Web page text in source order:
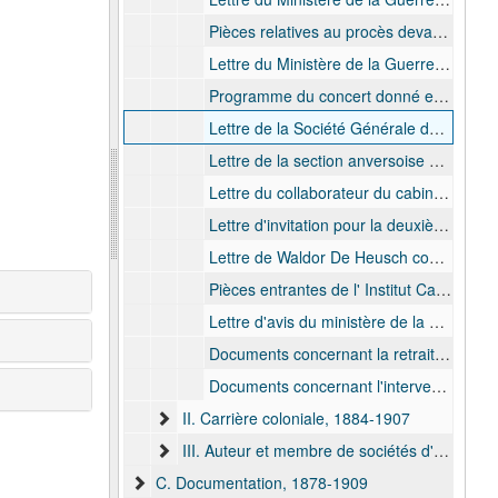
Pièces relatives au procès devant le tribunal de première instance de Bruxelles concernant un duel illégal entre Alphonse Wauters et Camille Coquilhat le 6 mars 1886, 1886 mrs.
Lettre du Ministère de la Guerre concernant l'accord pour l'incorporation au sein du régiment des grenadiers, 1894 mrs.
Programme du concert donné en l'honneur du baron Francis Dhanis, le 10 octobre 1894, par le 8e régiment de ligne à bord du steamer L'Emeraude, 1894 oct.
Lettre de la Société Générale des Officiers Retraités concernant la requête d'adhérer à la société, 1894 oct.
Lettre de la section anversoise de la Fédération Royale des Sociétés d'ex-sous-officiers de l'Armée Belge concernant sa gratitude pour son action comme mécéne de la Fédération, 1894 nov.
Lettre du collaborateur du cabinet du Ministère de la Guerre, Adolphe Durutte, concernant l'éclairissement des quelques affaires administratives, 1895 janv.
Lettre d'invitation pour la deuxième partie de la Fête Militaire de Bienfaisance à Anvers le 19 mai 1898. Conservé en 3 exemplaires. Imprimé au tissu, 1898 mai.
Lettre de Waldor De Heusch concernant les félicitations pour son retour et une invitation pour le banquet du régiment des grenadiers, 1900 oct.
Pièces entrantes de l' Institut Cartographique militaire concernant l'autorisation du congé à l'étranger, 1901 juin. - 1901 sept.
Lettre d'avis du ministère de la Guerre concernant le retour de Francis Dhanis au régiment des grenadiers. Avec lettre d'accompagnement, 1905 juin.
Documents concernant la retraite anticipée de Francis Dhanis pour cause de maladie. Avec enveloppe, 1906 janv. - 1907 févr.
Documents concernant l'intervention de Francis Dhanis pour accélérer le transfert de son neveu Alphonse Dhanis vers un autre régiment. Avec enveloppe, 1906 févr. - 1906 avr.
II. Carrière coloniale, 1884-1907
III. Auteur et membre de sociétés d'amateurs scientifiques, bulk: 1872-1906
C. Documentation, 1878-1909